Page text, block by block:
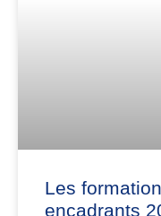
Les
encadrants